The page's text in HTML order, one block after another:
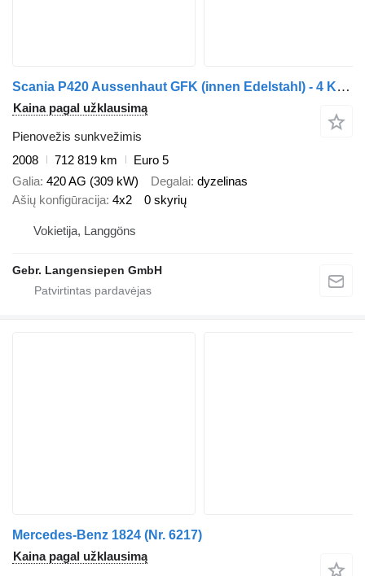
Scania P420 Aussenhaut GFK (innen Edelstahl) - 4 Kammern (1956 1176 300
Kaina pagal užklausimą
Pienovežis sunkvežimis
2008
712 819 km
Euro 5
Galia 420 AG (309 kW) Degalai dyzelinas
Ašių konfigūracija 4x2 0 skyrių
Vokietija, Langgöns
Gebr. Langensiepen GmbH
Mercedes-Benz 1824 (Nr. 6217)
Kaina pagal užklausimą